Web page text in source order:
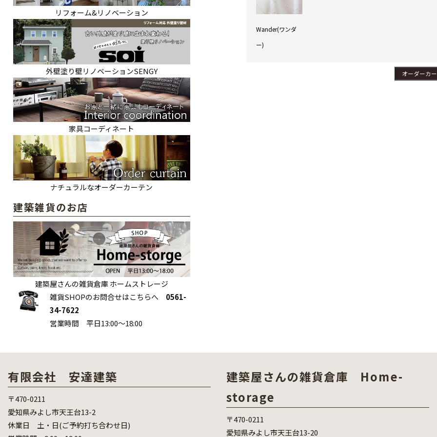
Wander(ワンダ
ー)
オーダーカ
リフォーム&リノベーション
外壁塗り壁リノベーションSENGY
家具コーディネート
ナチュラルなオーダーカーテン
建築雑貨のお店
建築屋さんの雑貨倉庫 ホームストレージ
雑貨SHOPのお問合せはこちらへ 0561-
34-7622
営業時間 平日13:00～18:00
有限会社 安達建築
〒470-0211
愛知県みよし市天王台13-2
休業日 土・日(ご予約打ち合わせ日)
建築屋さんの雑貨倉庫 Home-
storage
〒470-0211
愛知県みよし市天王台13-20